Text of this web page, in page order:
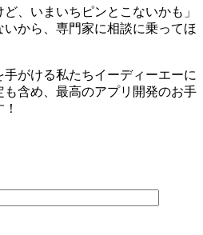
、いまいちピンとこないかも」
いから、専門家に相談に乗ってほ
がける私たちイーディーエーに
含め、最高のアプリ開発のお手